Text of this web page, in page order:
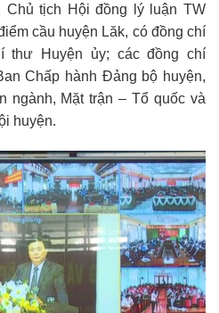
tịch Hội đồng lý luận TW
cầu huyện Lăk, có đồng chí
thư Huyện ủy; các đồng chí
Chấp hành Đảng bộ huyện,
ngành, Mặt trận – Tổ quốc và
huyện.